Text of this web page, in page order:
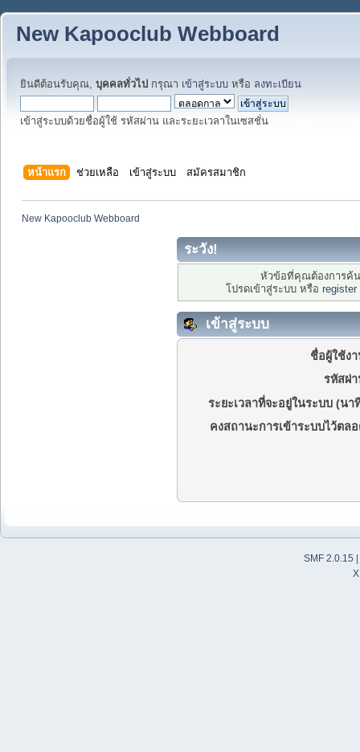
New Kapooclub Webboard
ยินดีต้อนรับคุณ, บุคคลทั่วไป กรุณา เข้าสู่ระบบ หรือ ลงทะเบียน
เข้าสู่ระบบด้วยชื่อผู้ใช้ รหัสผ่าน และระยะเวลาในเซสชั่น
หน้าแรก ช่วยเหลือ เข้าสู่ระบบ สมัครสมาชิก
New Kapooclub Webboard
ระวัง!
หัวข้อที่คุณต้องการค้
โปรดเข้าสู่ระบบ หรือ register
เข้าสู่ระบบ
ชื่อผู้ใช้ง
รหัสผ่
ระยะเวลาที่จะอยู่ในระบบ (นา
คงสถานะการเข้าระบบไว้ตล
SMF 2.0.15